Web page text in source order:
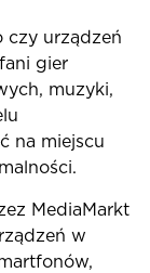
czy urządzeń
gier
muzyki,
na miejscu
MediaMarkt
w